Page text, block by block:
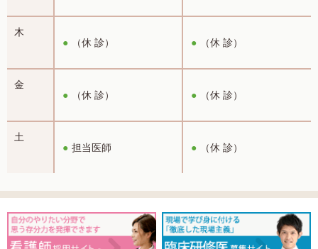
木
（休 診）
（休 診）
金
（休 診）
（休 診）
土
担当医師
（休 診）